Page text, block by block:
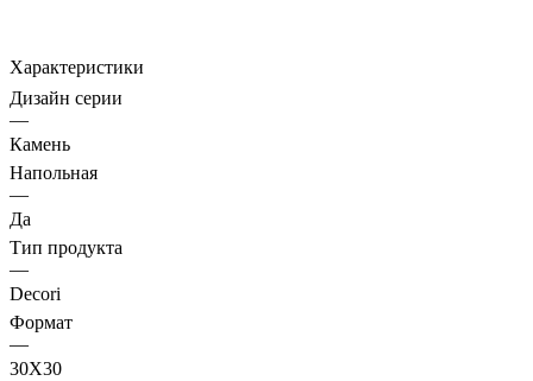
Характеристики
Дизайн серии
—
Камень
Напольная
—
Да
Тип продукта
—
Decori
Формат
—
30X30